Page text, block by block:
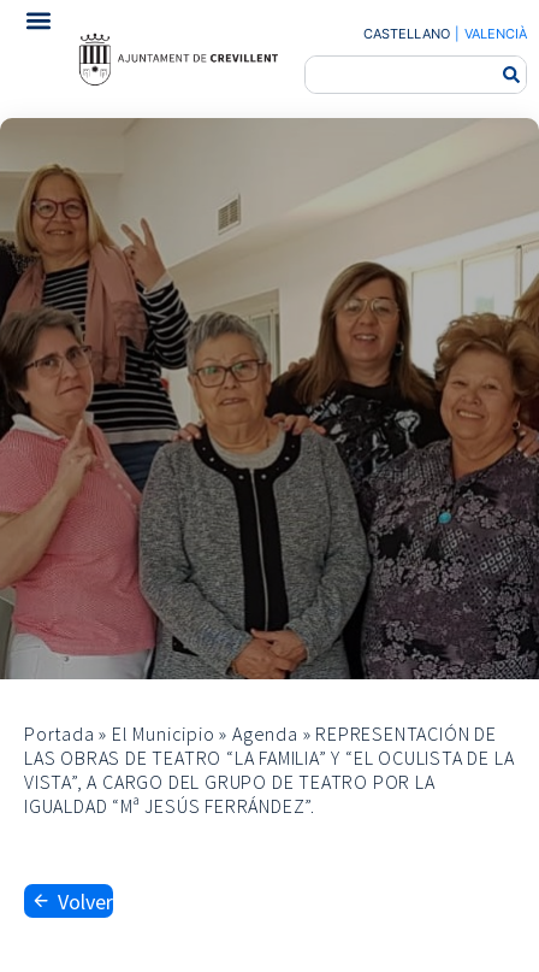
CASTELLANO VALENCIÀ
Portada » El Municipio »Agenda » REPRESENTACIÓN DE
LAS OBRAS DE TEATRO “LA FAMILIA” Y “EL OCULISTA DE LA
VISTA”, A CARGO DEL GRUPO DE TEATRO POR LA
IGUALDAD “Mª JESÚS FERRÁNDEZ”.
Volver